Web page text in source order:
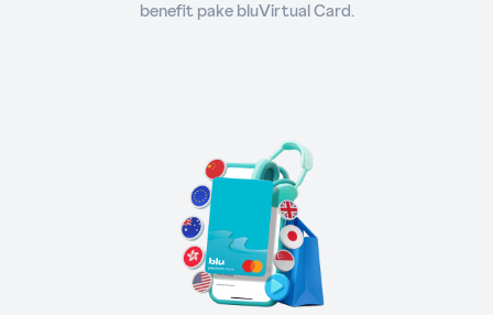
benefit pake bluVirtual Card.